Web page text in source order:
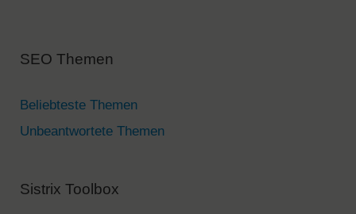
SEO Themen
Beliebteste Themen
Unbeantwortete Themen
Sistrix Toolbox